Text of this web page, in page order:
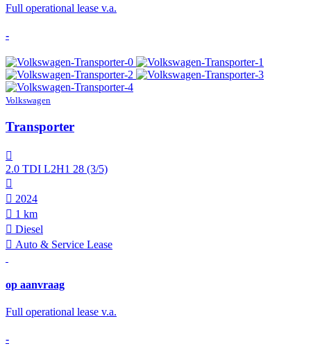
Full operational lease v.a.
-
Volkswagen
Transporter
2.0 TDI L2H1 28 (3/5)
2024
1 km
Diesel
Auto & Service Lease
op aanvraag
Full operational lease v.a.
-